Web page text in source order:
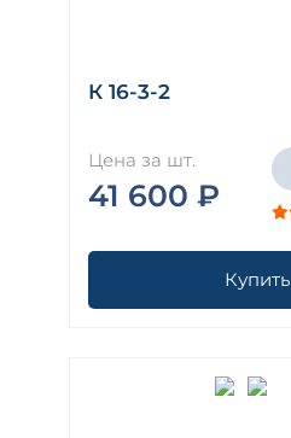
К 16-3-2
Цена за шт.
41 600 ₽
Купить